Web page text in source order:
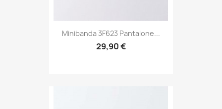
Minibanda 3F623 Pantalone...
29,90 €